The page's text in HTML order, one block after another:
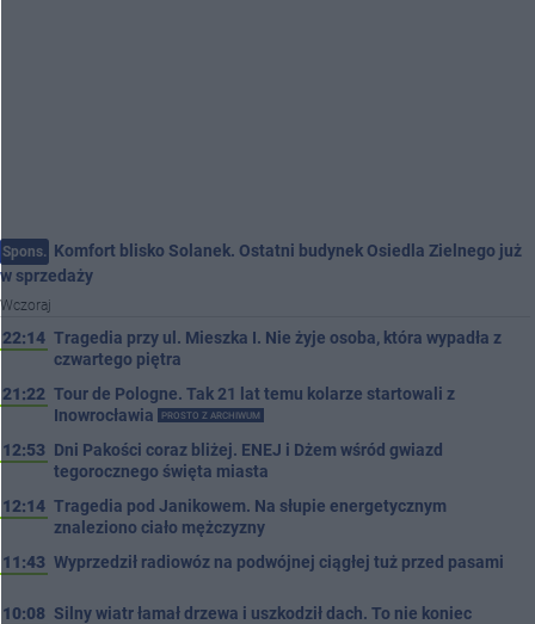
Spons. Komfort blisko Solanek. Ostatni budynek Osiedla Zielnego już
w sprzedaży
Wczoraj
22:14 Tragedia przy ul. Mieszka I. Nie żyje osoba, która wypadła z
czwartego piętra
21:22 Tour de Pologne. Tak 21 lat temu kolarze startowali z
Inowrocławia
PROSTO Z ARCHIWUM
12:53 Dni Pakości coraz bliżej. ENEJ i Dżem wśród gwiazd
tegorocznego święta miasta
12:14 Tragedia pod Janikowem. Na słupie energetycznym
znaleziono ciało mężczyzny
11:43 Wyprzedził radiowóz na podwójnej ciągłej tuż przed pasami
10:08 Silny wiatr łamał drzewa i uszkodził dach. To nie koniec